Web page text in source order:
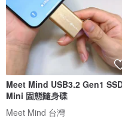
Meet Mind USB3.2 Gen1
Mini 固態隨身碟
Meet Mind 台灣